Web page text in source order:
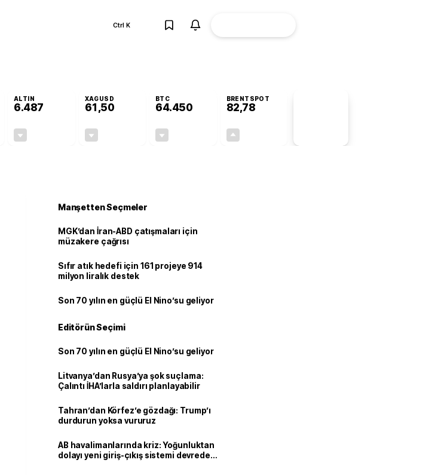
Ctrl K
ALTIN
6.487
XAGUSD
61,50
BTC
64.450
BRENTSPOT
82,78
Manşetten Seçmeler
MGK’dan İran-ABD çatışmaları için
müzakere çağrısı
Sıfır atık hedefi için 161 projeye 914
milyon liralık destek
Son 70 yılın en güçlü El Nino’su geliyor
Editörün Seçimi
Son 70 yılın en güçlü El Nino’su geliyor
Litvanya’dan Rusya’ya şok suçlama:
Çalıntı İHA’larla saldırı planlayabilir
Tahran’dan Körfez’e gözdağı: Trump’ı
durdurun yoksa vururuz
AB havalimanlarında kriz: Yoğunluktan
dolayı yeni giriş-çıkış sistemi devreden